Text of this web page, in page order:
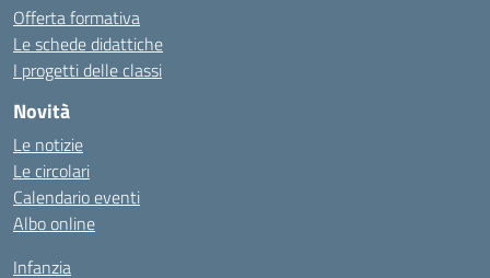
Offerta formativa
Le schede didattiche
I progetti delle classi
Novità
Le notizie
Le circolari
Calendario eventi
Albo online
Infanzia